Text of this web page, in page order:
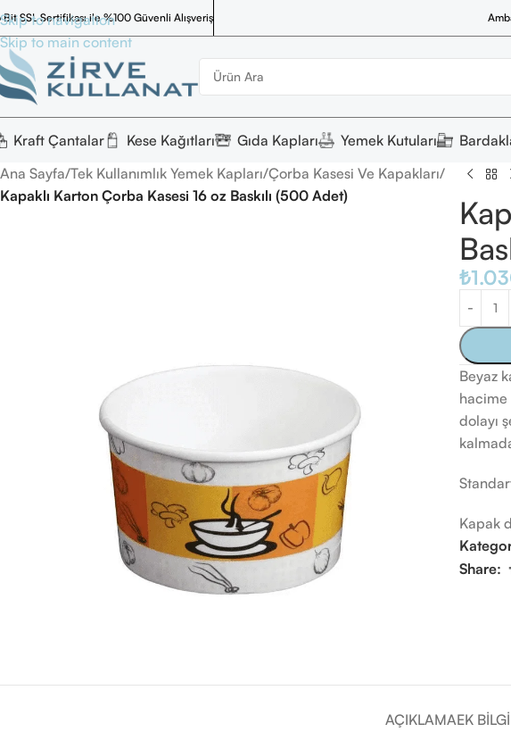
Skip to navigation
Skip to main content
SSL Sertifikası ile %100 Güvenli Alışveriş
Kraft Çantalar Kese Kağıtları Gıda Kapları Yemek Kutuları
Ana Sayfa/Tek Kullanımlık Yemek Kapları/Çorba Kasesi Ve Kapakları/
Kapaklı Karton Çorba Kasesi 16 oz Baskılı (500 Adet)
₺
Beyaz
hacime
dolayı
Kapak
Share:
AÇIKLAMAEK BILGI